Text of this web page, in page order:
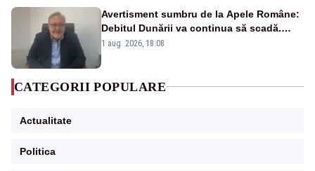
Avertisment sumbru de la Apele Române:
Debitul Dunării va continua să scadă.
Cernavodă s-ar putea închide în 4 zile
1 aug. 2026, 18:08
CATEGORII POPULARE
Actualitate
Politica